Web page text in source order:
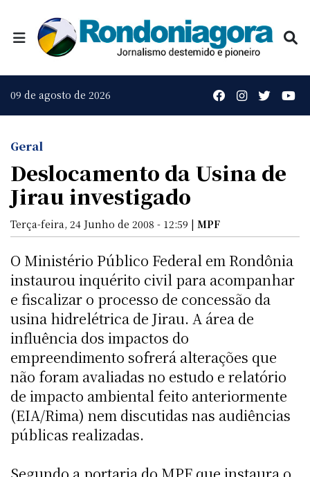
09 de agosto de 2026
Geral
Deslocamento da Usina de
Jirau investigado
Terça-feira, 24 Junho de 2008 - 12:59 | MPF
O Ministério Público Federal em Rondônia
instaurou inquérito civil para acompanhar
e fiscalizar o processo de concessão da
usina hidrelétrica de Jirau. A área de
influência dos impactos do
empreendimento sofrerá alterações que
não foram avaliadas no estudo e relatório
de impacto ambiental feito anteriormente
(EIA/Rima) nem discutidas nas audiências
públicas realizadas.
Segundo a portaria do MPF que instaura o